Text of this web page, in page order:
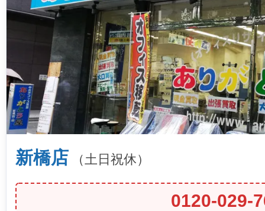
新橋店 （土日祝休）
0120-029-